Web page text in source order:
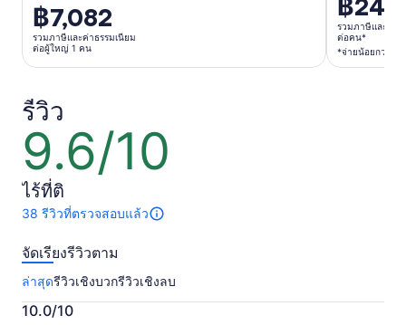
ราคา
อยู่
ต่อ
ผู้ใหญ่
1
คน
฿7,082
รวมภาษีและค่าธรรมเนียม
ต่อผู้ใหญ่ 1 คน
อยู่
ที่
฿24,817
฿
รวมภาษีและค่าธ
ต่อคน*
*จ่ายน้อยกว่าเมื่
รีวิว
9.6/10
9.6
จาก
10
ไร้ที่ติ
38 รีวิวที่ตรวจสอบแล้ว
มี
รีวิว
กับ
กิจกรรม
นี้
จัดเรียงรีวิวตาม
ล่าสุดรีวิวเชิงบวกรีวิวเชิงลบ
10.0/10